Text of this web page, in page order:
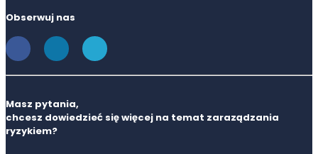
Obserwuj nas
Masz pytania,
chcesz dowiedzieć się więcej na temat zaraządzania
ryzykiem?